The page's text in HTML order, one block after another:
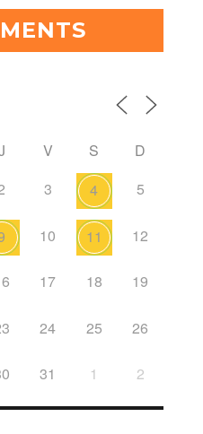
V S
D
3 4 5
10 11 12
17 18 19
24 25 26
31 1 2